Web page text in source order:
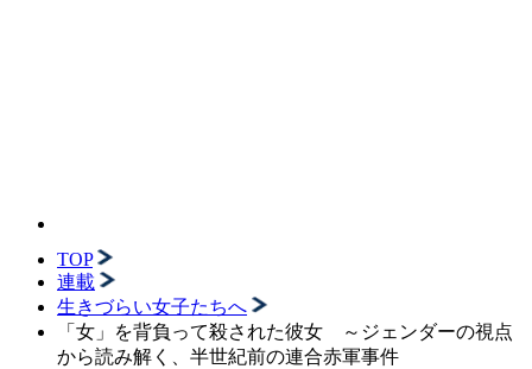
TOP
連載
生きづらい女子たちへ
「女」を背負って殺された彼女 ～ジェンダーの視点
から読み解く、半世紀前の連合赤軍事件